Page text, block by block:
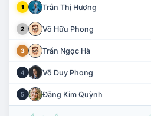
1 Trần Thị Hương
2 Võ Hữu Phong
3 Trần Ngọc Hà
4 Võ Duy Phong
5 Đặng Kim Quỳnh